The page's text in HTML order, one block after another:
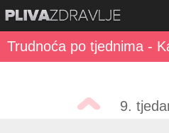
Trudnoća po tjednima -
9.